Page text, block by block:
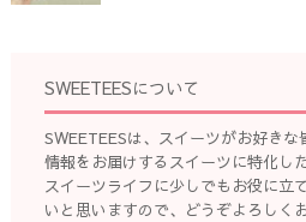
SWEETEESについて
SWEETEESは、スイーツがお好き
情報をお届けするスイーツに特化し
スイーツライフに少しでもお役に立
いと思いますので、どうぞよろしく